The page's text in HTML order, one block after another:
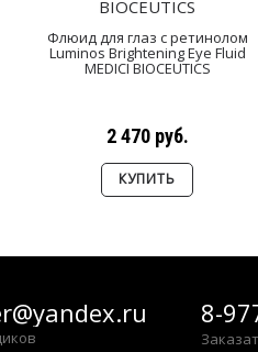
Флюид для глаз с ретинолом
Luminos Brightening Eye Fluid
MEDICI BIOCEUTICS
2 470 руб.
КУПИТЬ
8-